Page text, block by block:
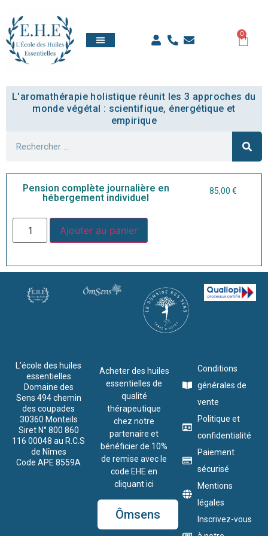
0
L'aromathérapie holistique réunit les 3 approches du
monde végétal : scientifique, énergétique et
empirique
Pension complète journalière en
hébergement individuel
85,00€
Ajouter au panier
L’école des huiles
essentielles
Domaine des
Sens 494 chemin
des coupades
30360 Monteils
Siret N° 800 860
116 00048 au R.C.S
de Nîmes
Code APE 8559A
Acheter des huiles
essentielles de
qualité
thérapeutique
chez notre
partenaire et
bénéficier de 10%
de remise avec le
code EHE en
cliquant ici
Ômsens
Conditions
générales de
vente
Politique et
confidentialité
Paiement
sécurisé
Mentions
légales
Inscrivez-vous